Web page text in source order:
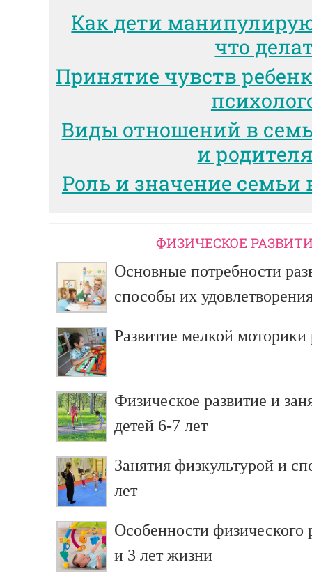
Как дети
что
Принятие чувств
Виды отношений в
и
Роль и значение семьи
ФИЗИЧЕСКОЕ
Основные потребности
способы их
Развитие мелкой моторики
Физическое развитие и
детей 6-7 лет
Занятия физкультурой и
лет
Особенности физического
и 3 лет жизни